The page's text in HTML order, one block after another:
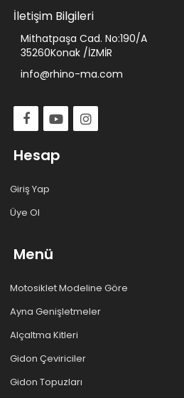
İletişim Bilgileri
Mithatpaşa Cad. No:190/A
35260Konak /İZMİR
info@rhino-ma.com
Hesap
Giriş Yap
Üye Ol
Menü
Motosiklet Modeline Göre
Ayna Genişletmeler
Alçaltma Kitleri
Gidon Çeviriciler
Gidon Topuzları